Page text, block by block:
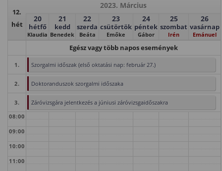
12.
hét
2023. Március
20
hétfő
Klaudia
21
kedd
Benedek
22
szerda
Beáta
23
csütörtök
Emőke
24
péntek
Gábor
25
szombat
Irén
26
vasárnap
Emánuel
Egész vagy több napos események
1. Szorgalmi időszak (első oktatási nap: február 27.)
2. Doktoranduszok szorgalmi időszaka
3.
Záróvizsgára jelentkezés a júniusi záróvizsgaidőszakra
08:00
09:00
10:00
11:00